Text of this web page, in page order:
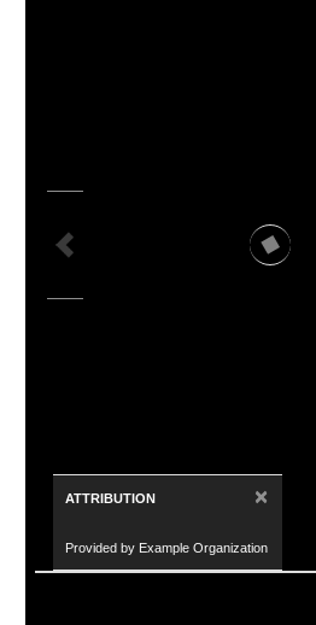
ATTRIBUTION ×
Provided by Example Organization